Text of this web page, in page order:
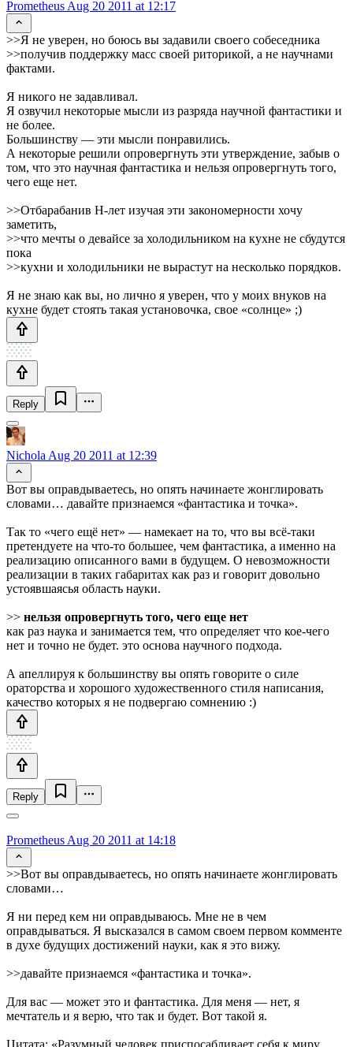
Prometheus Aug 20 2011 at 12:17
>>Я не уверен, но боюсь вы задавили своего собеседника
>>получив поддержку масс своей риторикой, а не научнами
фактами.
Я никого не задавливал.
Я озвучил некоторые мысли из разряда научной фантастики и
не более.
Большинству — эти мысли понравились.
А некоторые решили опровергнуть эти утверждение, забыв о
том, что это научная фантастика и нельзя опровергнуть того,
чего еще нет.
>>Отбарабанив Н-лет изучая эти закономерности хочу
заметить,
>>что мечты о девайсе за холодильником на кухне не сбудутся
пока
>>кухни и холодильники не вырастут на несколько порядков.
Я не знаю как вы, но лично я уверен, что у моих внуков на
кухне будет стоять такая установочка, свое «солнце» ;)
Reply
Nichola Aug 20 2011 at 12:39
Вот вы оправдываетесь, но опять начинаете жонглировать
словами… давайте признаемся «фантастика и точка».
Так то «чего ещё нет» — намекает на то, что вы всё-таки
претендуете на что-то большее, чем фантастика, а именно на
реализацию описанного вами в будущем. О невозможности
реализации в таких габаритах как раз и говорит довольно
устоявшаясья область науки.
>> нельзя опровергнуть того, чего еще нет
как раз наука и занимается тем, что определяет что кое-чего
нет и точно не будет. это основа научного подхода.
А апеллируя к большинству вы опять говорите о силе
ораторства и хорошого художественного стиля написания,
качество которых я не подвергаю сомнению :)
Reply
Prometheus Aug 20 2011 at 14:18
>>Вот вы оправдываетесь, но опять начинаете жонглировать
словами…
Я ни перед кем ни оправдываюсь. Мне не в чем
оправдываться. Я высказался в самом своем первом комменте
в духе будущих достижений науки, как я это вижу.
>>давайте признаемся «фантастика и точка».
Для вас — может это и фантастика. Для меня — нет, я
мечтатель и я верю, что так и будет. Вот такой я.
Цитата: «Разумный человек приспосабливает себя к миру.